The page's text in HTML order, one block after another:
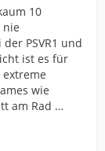
10
nie
PSVR1 und
ist es für
wie
am Rad …